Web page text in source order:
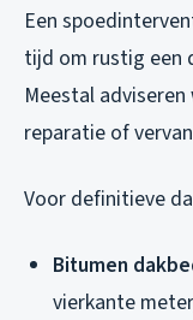
Een
tijd om rustig een
Meestal
reparatie of
Voor definitieve
Bitumen
vierkante